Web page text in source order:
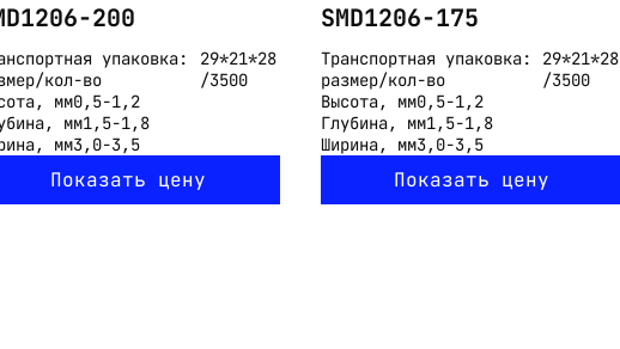
200
упаковка:
кол-во
29*21*28
/3500
мм0,5-1,2
мм1,5-1,8
мм3,0-3,5
Показать цену
SMD1206-175
Транспортная упаковка:
размер/кол-во
29*21*28
/3500
Высота, мм0,5-1,2
Глубина, мм1,5-1,8
Ширина, мм3,0-3,5
Показать цену